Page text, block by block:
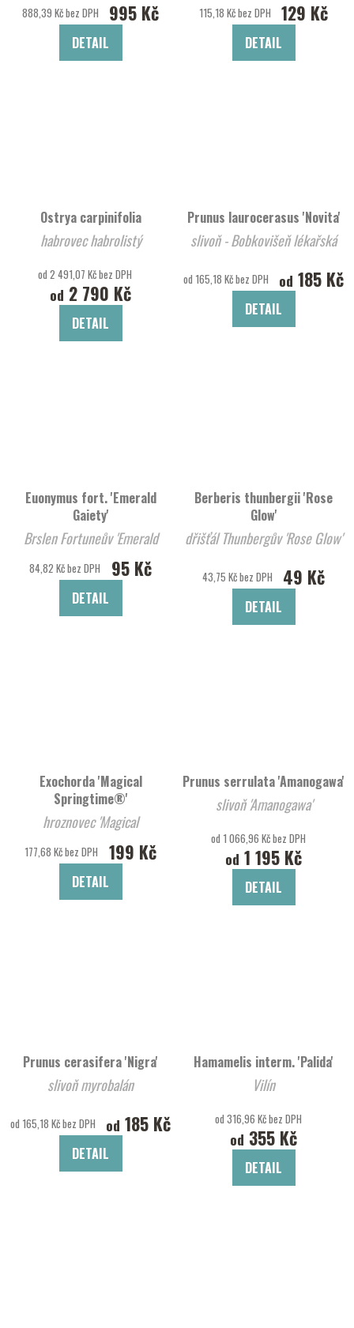
888,39 Kč bez DPH 995 Kč
DETAIL
115,18 Kč bez DPH 129 Kč
DETAIL
Ostrya carpinifolia
habrovec habrolistý
od 2 491,07 Kč bez DPH
od 2 790 Kč
DETAIL
Prunus laurocerasus 'Novita'
slivoň - Bobkovišeň lékařská
od 165,18 Kč bez DPH od 185 Kč
DETAIL
Euonymus fort. 'Emerald
Gaiety'
Brslen Fortuneův 'Emerald
84,82 Kč bez DPH 95 Kč
DETAIL
Berberis thunbergii 'Rose
Glow'
dřišťál Thunbergův 'Rose Glow'
43,75 Kč bez DPH 49 Kč
DETAIL
Exochorda 'Magical
Springtime®'
hroznovec 'Magical
Springtime®'
177,68 Kč bez DPH 199 Kč
DETAIL
Prunus serrulata 'Amanogawa'
slivoň 'Amanogawa'
od 1 066,96 Kč bez DPH
od 1 195 Kč
DETAIL
Prunus cerasifera 'Nigra'
slivoň myrobalán
od 165,18 Kč bez DPH od 185 Kč
DETAIL
Hamamelis interm. 'Palida'
Vilín
od 316,96 Kč bez DPH
od 355 Kč
DETAIL